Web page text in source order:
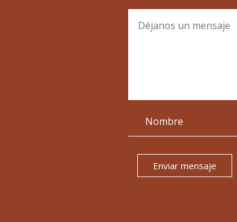
Enviar mensaje